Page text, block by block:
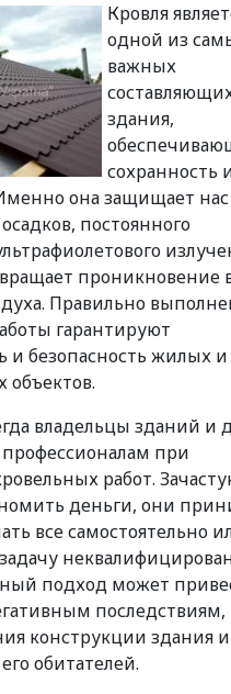
Кровля
одной из
важных
здания,
сохранность
она защищает нас
постоянного
проникновение
Правильно
гарантируют
и безопасность жилых и
объектов.
владельцы зданий и
при
работ.
деньги, они
все самостоятельно
подход может
последствиям,
конструкции здания
обитателей.